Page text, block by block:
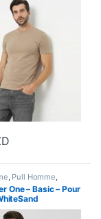
peuvent être
a plusieurs
Pull Homme
One – Basic – Pour